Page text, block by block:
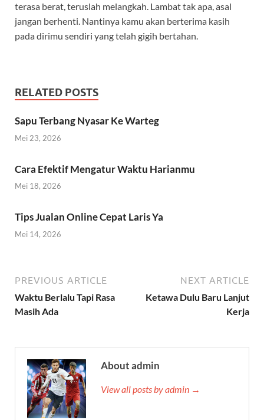
terasa berat, teruslah melangkah. Lambat tak apa, asal
jangan berhenti. Nantinya kamu akan berterima kasih
pada dirimu sendiri yang telah gigih bertahan.
RELATED POSTS
Sapu Terbang Nyasar Ke Warteg
Mei 23, 2026
Cara Efektif Mengatur Waktu Harianmu
Mei 18, 2026
Tips Jualan Online Cepat Laris Ya
Mei 14, 2026
PREVIOUS ARTICLE
Waktu Berlalu Tapi Rasa
Masih Ada
NEXT ARTICLE
Ketawa Dulu Baru Lanjut
Kerja
About admin
View all posts by admin →